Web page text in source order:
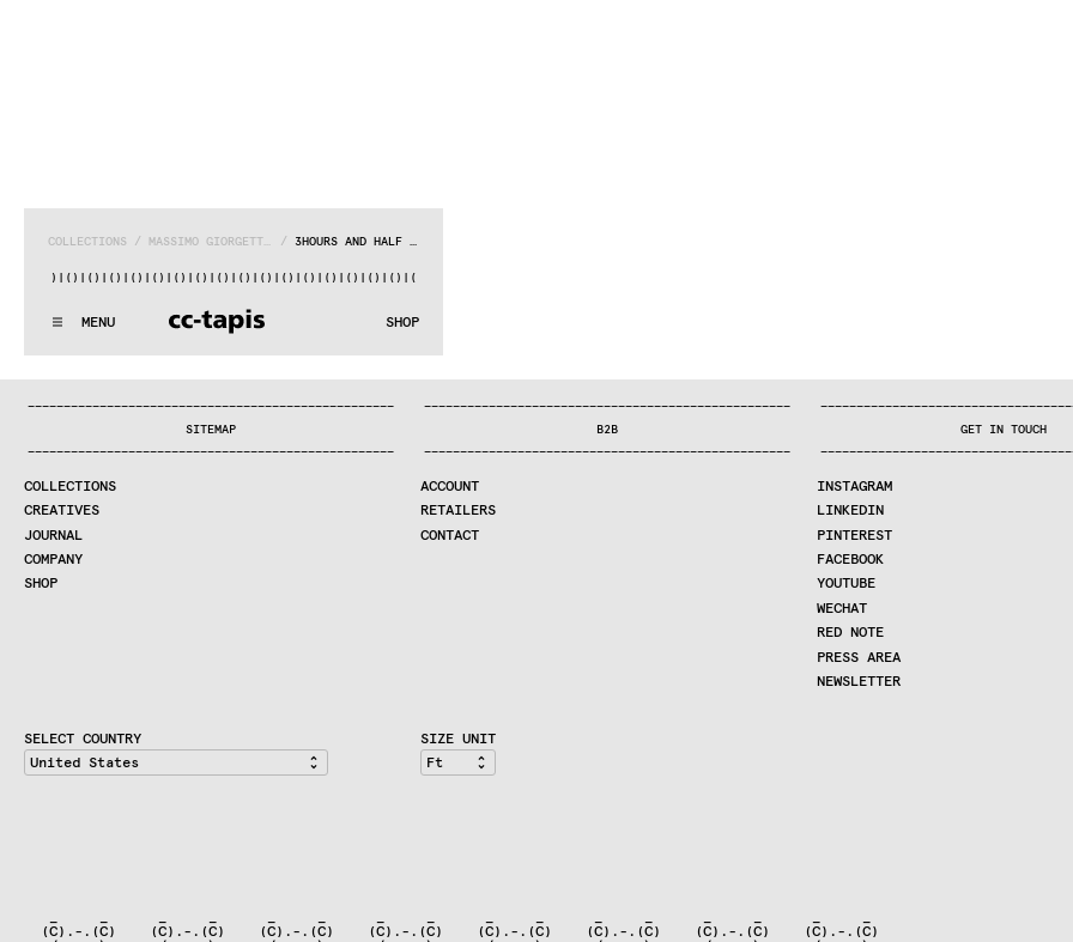
MENU SHOP
COLLECTIONS / /
()|() |() |() |() |() |() |() |() |() |() |() |() |() |() |() |() |
:^:..:^:. .:^:..:^:..:^:..:^:. .:^:..
WE MAKE RUGS
COMPANY
CONTRACT DIVISION
SHOP
———————————————————————————————————————————————————
SITEMAP
———————————————————————————————————————————————————
COLLECTIONS
CREATIVES
JOURNAL
COMPANY
SHOP
———————————————————————————————————————————————————
B2B
———————————————————————————————————————————————————
ACCOUNT
RETAILERS
CONTACT
———————————————————————————————————
GET IN TOUCH
———————————————————————————————————
INSTAGRAM
LINKEDIN
PINTEREST
FACEBOOK
YOUTUBE
WECHAT
RED NOTE
PRESS AREA
NEWSLETTER
SELECT COUNTRY SIZE UNIT
  (C).-.(C)    (C).-.(C)    (C).-.(C)    (C).-.(C)    (C).-.(C)    (C).-.(C)    (C).-.(C)    (C).-.(C)